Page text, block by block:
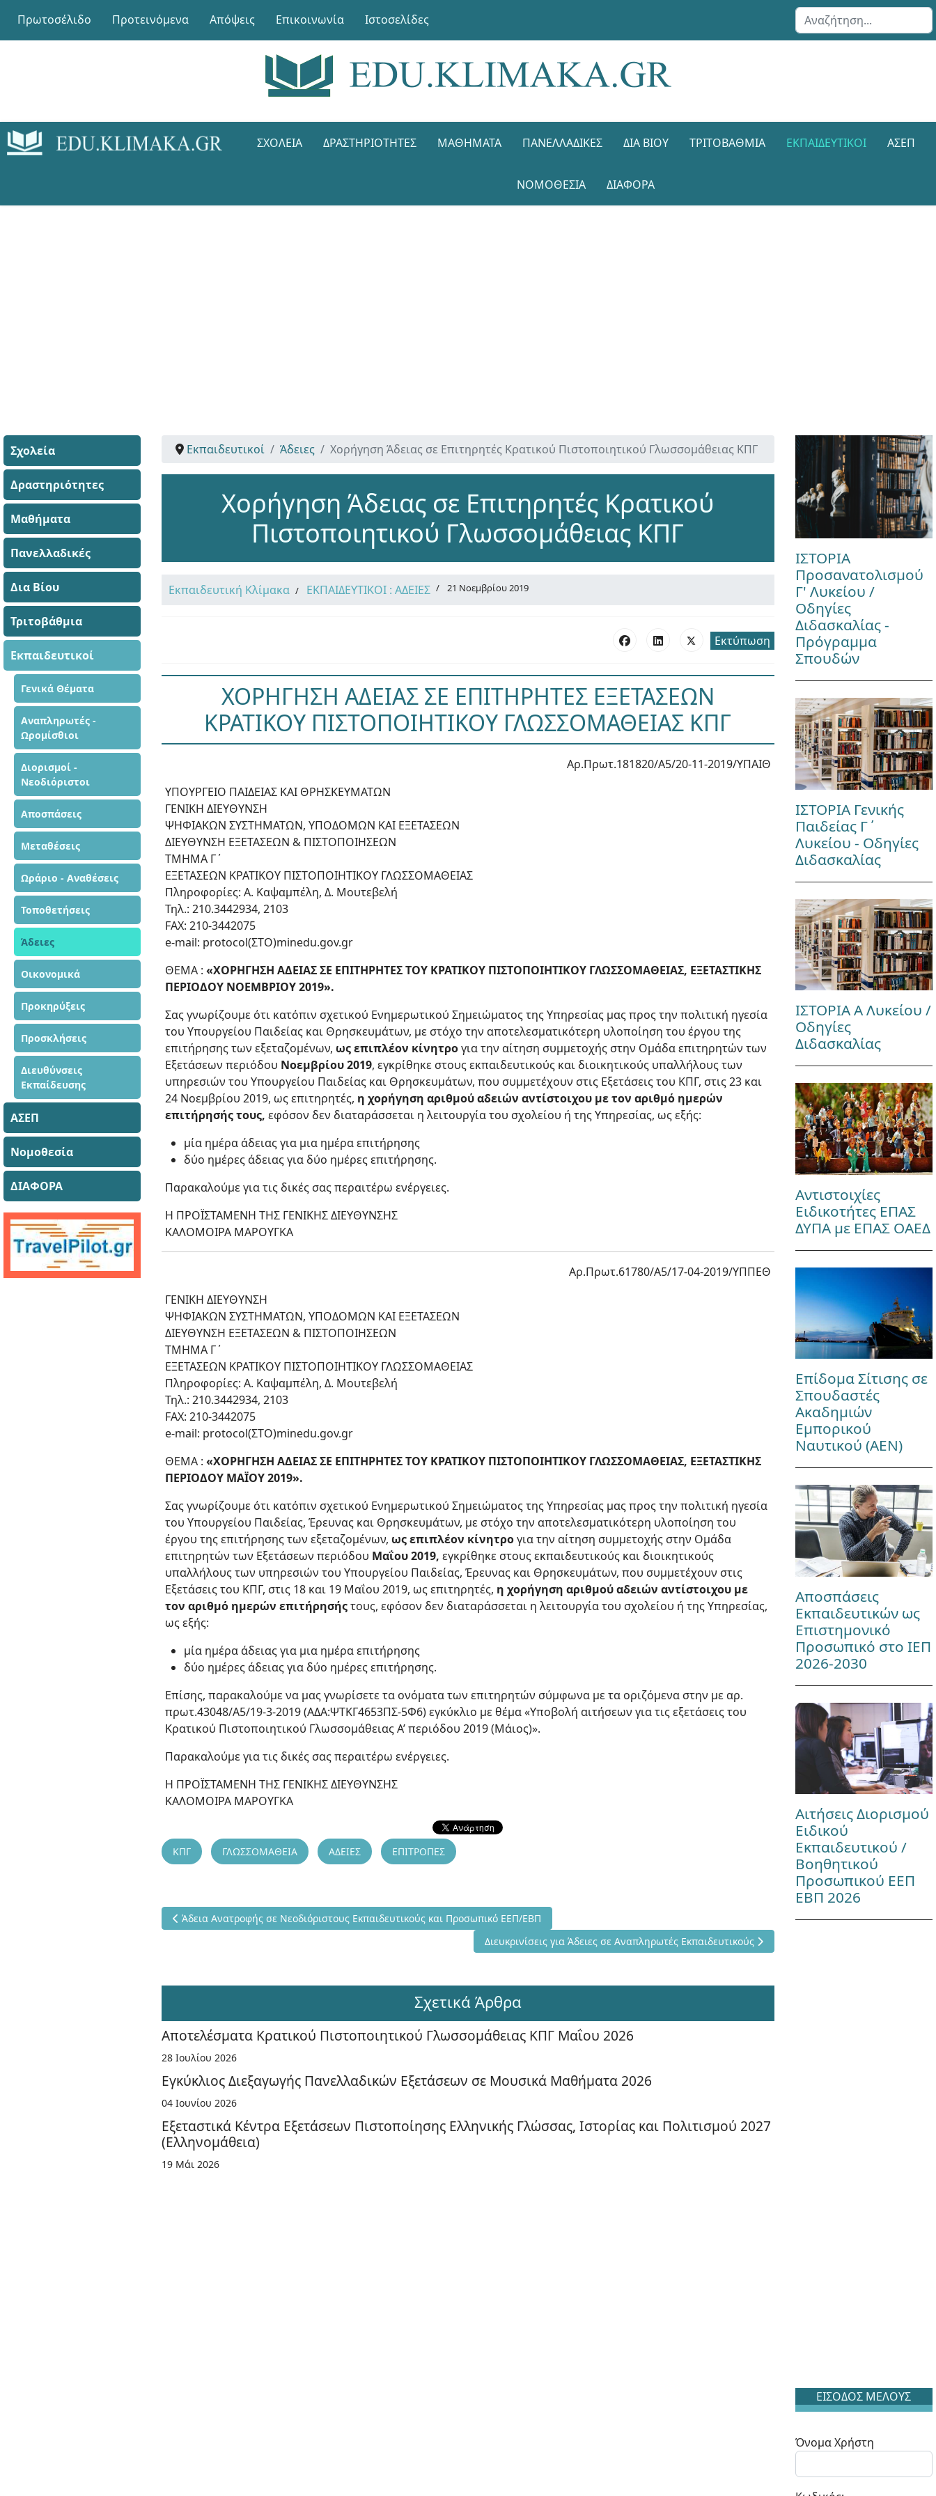
Πρωτοσέλιδο Προτεινόμενα Απόψεις Επικοινωνία Ιστοσελίδες Αναζήτηση...
ΣΧΟΛΕΊΑ ΔΡΑΣΤΗΡΙΌΤΗΤΕΣ ΜΑΘΉΜΑΤΑ ΠΑΝΕΛΛΑΔΙΚΈΣ ΔΙΑ ΒΊΟΥ ΤΡΙΤΟΒΆΘΜΙΑ ΕΚΠΑΙΔΕΥΤΙΚΟΊ ΑΣΕΠ
ΝΟΜΟΘΕΣΊΑ ΔΙΑΦΟΡΑ
Σχολεία
Δραστηριότητες
Μαθήματα
Πανελλαδικές
Δια Βίου
Τριτοβάθμια
Εκπαιδευτικοί
Γενικά Θέματα
Αναπληρωτές -
Ωρομίσθιοι
Διορισμοί -
Νεοδιόριστοι
Αποσπάσεις
Μεταθέσεις
Ωράριο - Αναθέσεις
Τοποθετήσεις
Άδειες
Οικονομικά
Προκηρύξεις
Προσκλήσεις
Διευθύνσεις
Εκπαίδευσης
ΑΣΕΠ
Νομοθεσία
ΔΙΑΦΟΡΑ
Εκπαιδευτικοί Άδειες Χορήγηση Άδειας σε Επιτηρητές Κρατικού Πιστοποιητικού Γλωσσομάθειας ΚΠΓ
Χορήγηση Άδειας σε Επιτηρητές Κρατικού
Πιστοποιητικού Γλωσσομάθειας ΚΠΓ
Εκπαιδευτική Κλίμακα ΕΚΠΑΙΔΕΥΤΙΚΟΙ : ΑΔΕΙΕΣ 21 Νοεμβρίου 2019
Εκτύπωση
ΧΟΡΗΓΗΣΗ ΑΔΕΙΑΣ ΣΕ ΕΠΙΤΗΡΗΤΕΣ ΕΞΕΤΑΣΕΩΝ
ΚΡΑΤΙΚΟΥ ΠΙΣΤΟΠΟΙΗΤΙΚΟΥ ΓΛΩΣΣΟΜΑΘΕΙΑΣ ΚΠΓ
Αρ.Πρωτ.181820/Α5/20-11-2019/ΥΠΑΙΘ
ΥΠΟΥΡΓΕΙΟ ΠΑΙΔΕΙΑΣ ΚΑΙ ΘΡΗΣΚΕΥΜΑΤΩΝ
ΓΕΝΙΚΗ ΔΙΕΥΘΥΝΣΗ
ΨΗΦΙΑΚΩΝ ΣΥΣΤΗΜΑΤΩΝ, ΥΠΟΔΟΜΩΝ ΚΑΙ ΕΞΕΤΑΣΕΩΝ
ΔΙΕΥΘΥΝΣΗ ΕΞΕΤΑΣΕΩΝ & ΠΙΣΤΟΠΟΙΗΣΕΩΝ
ΤΜΗΜΑ Γ΄
ΕΞΕΤΑΣΕΩΝ ΚΡΑΤΙΚΟΥ ΠΙΣΤΟΠΟΙΗΤΙΚΟΥ ΓΛΩΣΣΟΜΑΘΕΙΑΣ
Πληροφορίες: Α. Καψαμπέλη, Δ. Μουτεβελή
Τηλ.: 210.3442934, 2103
FAX: 210-3442075
e-mail: protocol(ΣΤΟ)minedu.gov.gr
ΘΕΜΑ : «ΧΟΡΗΓΗΣΗ ΑΔΕΙΑΣ ΣΕ ΕΠΙΤΗΡΗΤΕΣ ΤΟΥ ΚΡΑΤΙΚΟΥ ΠΙΣΤΟΠΟΙΗΤΙΚΟΥ ΓΛΩΣΣΟΜΑΘΕΙΑΣ, ΕΞΕΤΑΣΤΙΚΗΣ
ΠΕΡΙΟΔΟΥ ΝΟΕΜΒΡΙΟΥ 2019».
Σας γνωρίζουμε ότι κατόπιν σχετικού Ενημερωτικού Σημειώματος της Υπηρεσίας μας προς την πολιτική ηγεσία
του Υπουργείου Παιδείας και Θρησκευμάτων, με στόχο την αποτελεσματικότερη υλοποίηση του έργου της
επιτήρησης των εξεταζομένων, ως επιπλέον κίνητρογια την αίτηση συμμετοχής στην Ομάδα επιτηρητών των
Εξετάσεων περιόδου Νοεμβρίου 2019, εγκρίθηκε στους εκπαιδευτικούς και διοικητικούς υπαλλήλους των
υπηρεσιών του Υπουργείου Παιδείας και Θρησκευμάτων, που συμμετέχουν στις Εξετάσεις του ΚΠΓ, στις 23 και
24 Νοεμβρίου 2019, ως επιτηρητές, η χορήγηση αριθμού αδειών αντίστοιχου με τον αριθμό ημερών
επιτήρησής τους, εφόσον δεν διαταράσσεται η λειτουργία του σχολείου ή της Υπηρεσίας, ως εξής:
μία ημέρα άδειας για μια ημέρα επιτήρησης
δύο ημέρες άδειας για δύο ημέρες επιτήρησης.
Παρακαλούμε για τις δικές σας περαιτέρω ενέργειες.
Η ΠΡΟΪΣΤΑΜΕΝΗ ΤΗΣ ΓΕΝΙΚΗΣ ΔΙΕΥΘΥΝΣΗΣ
ΚΑΛΟΜΟΙΡΑ ΜΑΡΟΥΓΚΑ
Αρ.Πρωτ.61780/Α5/17-04-2019/ΥΠΠΕΘ
ΓΕΝΙΚΗ ΔΙΕΥΘΥΝΣΗ
ΨΗΦΙΑΚΩΝ ΣΥΣΤΗΜΑΤΩΝ, ΥΠΟΔΟΜΩΝ ΚΑΙ ΕΞΕΤΑΣΕΩΝ
ΔΙΕΥΘΥΝΣΗ ΕΞΕΤΑΣΕΩΝ & ΠΙΣΤΟΠΟΙΗΣΕΩΝ
ΤΜΗΜΑ Γ΄
ΕΞΕΤΑΣΕΩΝ ΚΡΑΤΙΚΟΥ ΠΙΣΤΟΠΟΙΗΤΙΚΟΥ ΓΛΩΣΣΟΜΑΘΕΙΑΣ
Πληροφορίες: Α. Καψαμπέλη, Δ. Μουτεβελή
Τηλ.: 210.3442934, 2103
FAX: 210-3442075
e-mail: protocol(ΣΤΟ)minedu.gov.gr
ΘΕΜΑ : «ΧΟΡΗΓΗΣΗ ΑΔΕΙΑΣ ΣΕ ΕΠΙΤΗΡΗΤΕΣ ΤΟΥ ΚΡΑΤΙΚΟΥ ΠΙΣΤΟΠΟΙΗΤΙΚΟΥ ΓΛΩΣΣΟΜΑΘΕΙΑΣ, ΕΞΕΤΑΣΤΙΚΗΣ
ΠΕΡΙΟΔΟΥ ΜΑΪΟΥ 2019».
Σας γνωρίζουμε ότι κατόπιν σχετικού Ενημερωτικού Σημειώματος της Υπηρεσίας μας προς την πολιτική ηγεσία
του Υπουργείου Παιδείας, Έρευνας και Θρησκευμάτων, με στόχο την αποτελεσματικότερη υλοποίηση του
έργου της επιτήρησης των εξεταζομένων,ως επιπλέον κίνητρογια την αίτηση συμμετοχής στην Ομάδα
επιτηρητών των Εξετάσεων περιόδου Μαΐου 2019, εγκρίθηκε στους εκπαιδευτικούς και διοικητικούς
υπαλλήλους των υπηρεσιών του Υπουργείου Παιδείας, Έρευνας και Θρησκευμάτων, που συμμετέχουν στις
Εξετάσεις του ΚΠΓ, στις 18 και 19 Μαΐου 2019, ως επιτηρητές, η χορήγηση αριθμού αδειών αντίστοιχου με
τον αριθμό ημερών επιτήρησήςτους, εφόσον δεν διαταράσσεται η λειτουργία του σχολείου ή της Υπηρεσίας,
ως εξής:
μία ημέρα άδειας για μια ημέρα επιτήρησης
δύο ημέρες άδειας για δύο ημέρες επιτήρησης.
Επίσης, παρακαλούμε να μας γνωρίσετε τα ονόματα των επιτηρητών σύμφωνα με τα οριζόμενα στην με αρ.
πρωτ.43048/Α5/19-3-2019 (ΑΔΑ:ΨΤΚΓ4653ΠΣ-5Φ6) εγκύκλιο με θέμα «Υποβολή αιτήσεων για τις εξετάσεις του
Κρατικού Πιστοποιητικού Γλωσσομάθειας Α’ περιόδου 2019 (Μάιος)».
Παρακαλούμε για τις δικές σας περαιτέρω ενέργειες.
Η ΠΡΟΪΣΤΑΜΕΝΗ ΤΗΣ ΓΕΝΙΚΗΣ ΔΙΕΥΘΥΝΣΗΣ
ΚΑΛΟΜΟΙΡΑ ΜΑΡΟΥΓΚΑ
ΚΠΓ ΓΛΩΣΣΟΜΑΘΕΙΑ ΑΔΕΙΕΣ ΕΠΙΤΡΟΠΕΣ
Προηγούμενο άρθρο: Άδεια Ανατροφής σε Νεοδιόριστους Εκπαιδευτικούς και Προσωπικό ΕΕΠ/ΕΒΠ
Άδεια Ανατροφής σε Νεοδιόριστους Εκπαιδευτικούς και Προσωπικό ΕΕΠ/ΕΒΠ
Επόμενο άρθρο: Διευκρινίσεις για Άδειες σε Αναπληρωτές Εκπαιδευτικούς
Διευκρινίσεις για Άδειες σε Αναπληρωτές Εκπαιδευτικούς
Σχετικά Άρθρα
Αποτελέσματα Κρατικού Πιστοποιητικού Γλωσσομάθειας ΚΠΓ Μαΐου 2026
28 Ιουλίου 2026
Εγκύκλιος Διεξαγωγής Πανελλαδικών Εξετάσεων σε Μουσικά Μαθήματα 2026
04 Ιουνίου 2026
Εξεταστικά Κέντρα Εξετάσεων Πιστοποίησης Ελληνικής Γλώσσας, Ιστορίας και Πολιτισμού 2027
(Ελληνομάθεια)
19 Μάι 2026
ΙΣΤΟΡΙΑ
Προσανατολισμού
Γ' Λυκείου /
Οδηγίες
Διδασκαλίας -
Πρόγραμμα
Σπουδών
ΙΣΤΟΡΙΑ Γενικής
Παιδείας Γ΄
Λυκείου - Οδηγίες
Διδασκαλίας
ΙΣΤΟΡΙΑ Α Λυκείου /
Οδηγίες
Διδασκαλίας
Αντιστοιχίες
Ειδικοτήτες ΕΠΑΣ
ΔΥΠΑ με ΕΠΑΣ ΟΑΕΔ
Επίδομα Σίτισης σε
Σπουδαστές
Ακαδημιών
Εμπορικού
Ναυτικού (ΑΕΝ)
Αποσπάσεις
Εκπαιδευτικών ως
Επιστημονικό
Προσωπικό στο ΙΕΠ
2026-2030
Αιτήσεις Διορισμού
Ειδικού
Εκπαιδευτικού /
Βοηθητικού
Προσωπικού ΕΕΠ
ΕΒΠ 2026
ΕΙΣΟΔΟΣ ΜΕΛΟΥΣ
Όνομα Χρήστη